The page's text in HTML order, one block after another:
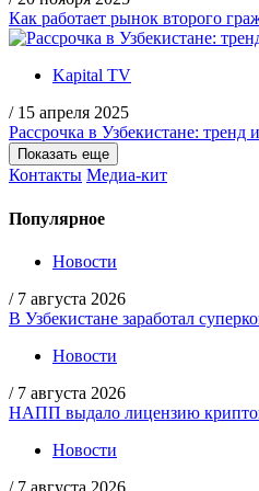
Как работает рынок второго
Kapital TV
/ 15 апреля 2025
Рассрочка в Узбекистане: тренд
Показать еще
Контакты Медиа-кит
Популярное
Новости
/ 7 августа 2026
В Узбекистане заработал
Новости
/ 7 августа 2026
НАПП выдало лицензию
Новости
/ 7 августа 2026